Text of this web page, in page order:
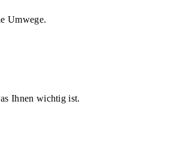
Umwege.
Ihnen wichtig ist.